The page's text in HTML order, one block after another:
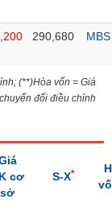
290,680 MBS
(**)Hòa vốn = Giá
đổi điều chỉnh
cơ
sở
S-X*